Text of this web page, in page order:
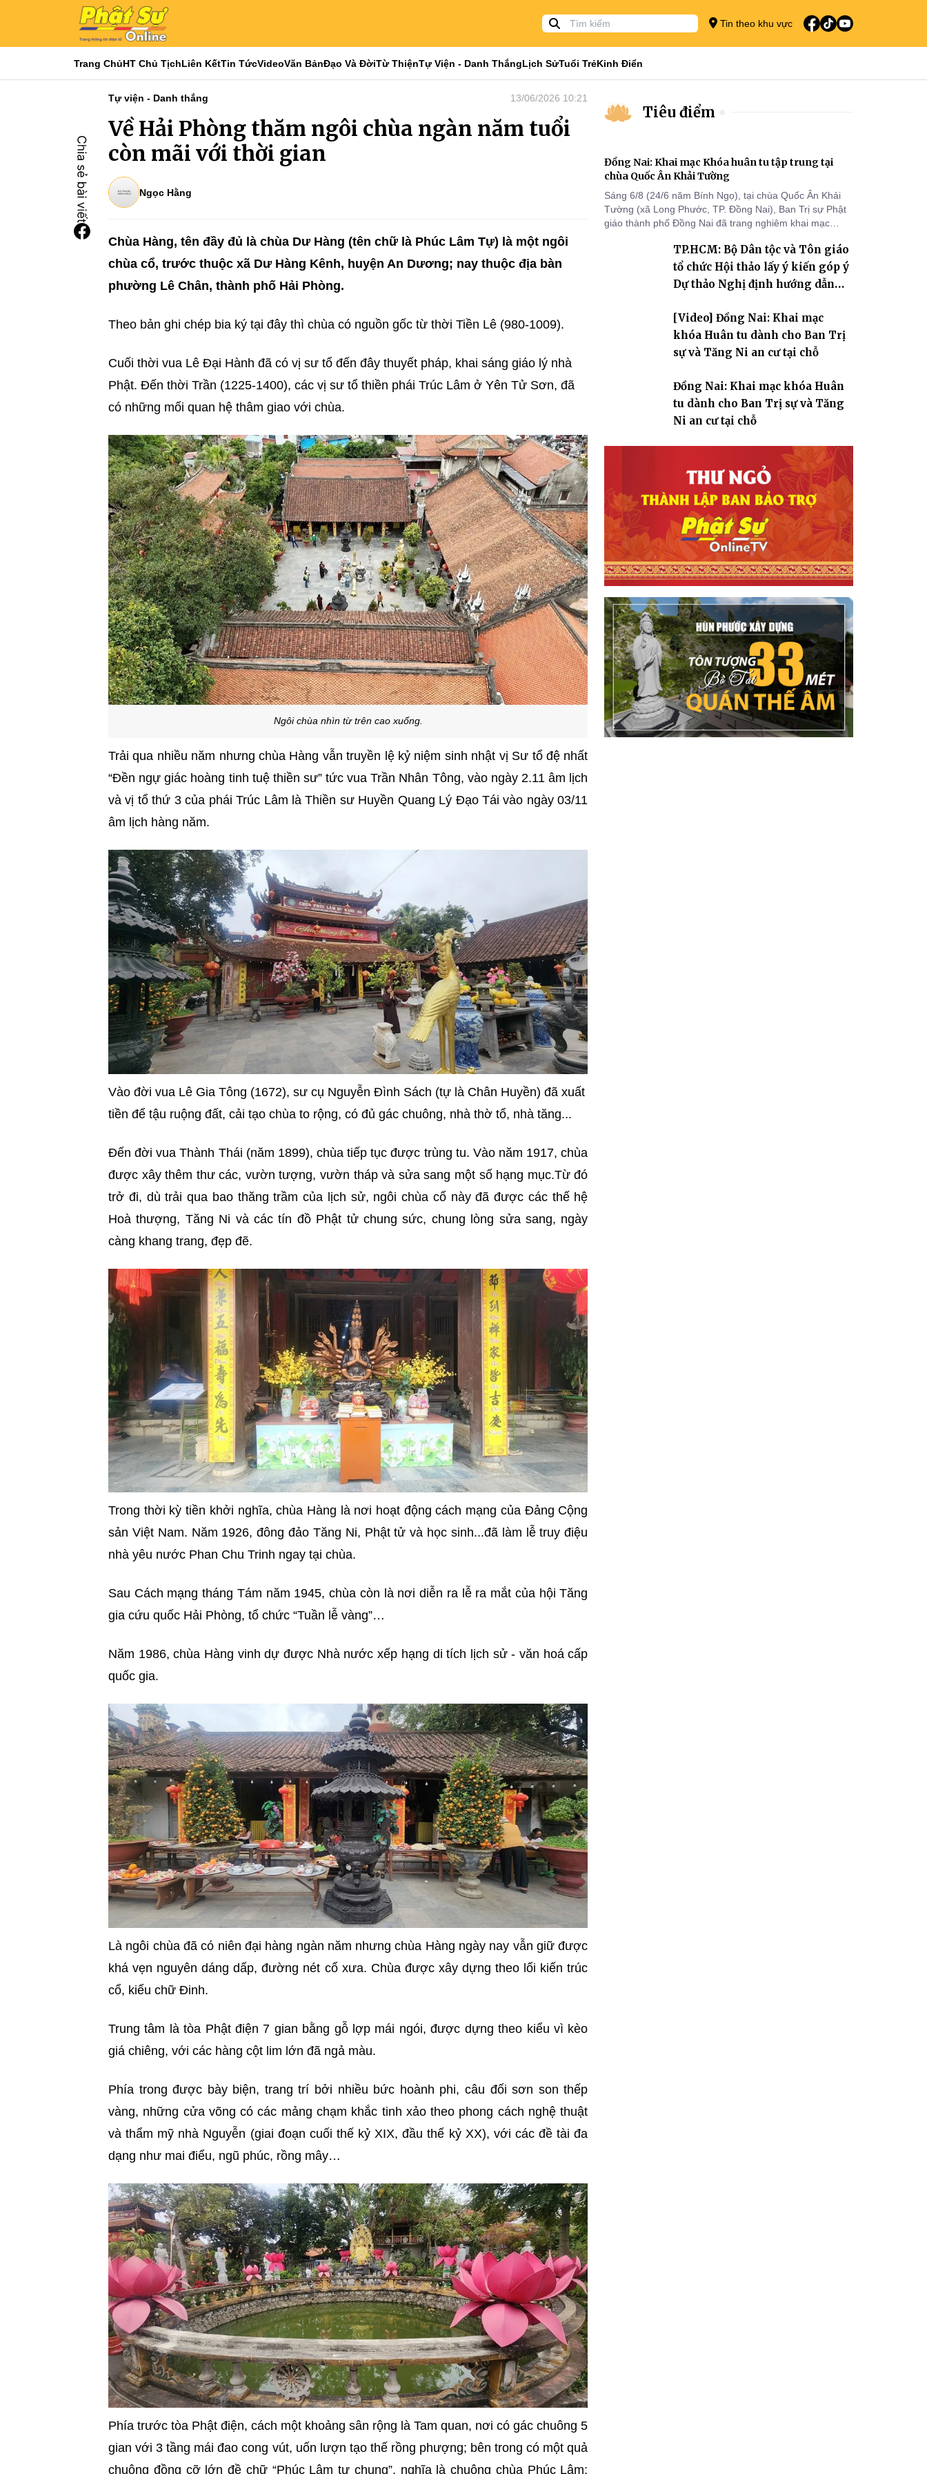
Tin theo khu vực
Trang ChủHT Chủ TịchLiên KếtTin TứcVideoVăn BảnĐạo Và ĐờiTừ ThiệnTự Viện - Danh ThắngLịch SửTuổi TrẻKinh Điển
Tự viện - Danh thắng 13/06/2026 10:21
Về Hải Phòng thăm ngôi chùa ngàn năm tuổi
còn mãi với thời gian
Ngọc Hằng
Chùa Hàng, tên đầy đủ là chùa Dư Hàng (tên chữ là Phúc Lâm Tự) là một ngôi
chùa cổ, trước thuộc xã Dư Hàng Kênh, huyện An Dương; nay thuộc địa bàn
phường Lê Chân, thành phố Hải Phòng.
Theo bản ghi chép bia ký tại đây thì chùa có nguồn gốc từ thời Tiền Lê (980-1009).
Cuối thời vua Lê Đại Hành đã có vị sư tổ đến đây thuyết pháp, khai sáng giáo lý nhà
Phật. Đến thời Trần (1225-1400), các vị sư tổ thiền phái Trúc Lâm ở Yên Tử Sơn, đã
có những mối quan hệ thâm giao với chùa.
Ngôi chùa nhìn từ trên cao xuống.
Trải qua nhiều năm nhưng chùa Hàng vẫn truyền lệ kỷ niệm sinh nhật vị Sư tổ đệ nhất
“Đền ngự giác hoàng tinh tuệ thiền sư” tức vua Trần Nhân Tông, vào ngày 2.11 âm lịch
và vị tổ thứ 3 của phái Trúc Lâm là Thiền sư Huyền Quang Lý Đạo Tái vào ngày 03/11
âm lịch hàng năm.
Vào đời vua Lê Gia Tông (1672), sư cụ Nguyễn Đình Sách (tự là Chân Huyền) đã xuất
tiền để tậu ruộng đất, cải tạo chùa to rộng, có đủ gác chuông, nhà thờ tổ, nhà tăng...
Đến đời vua Thành Thái (năm 1899), chùa tiếp tục được trùng tu. Vào năm 1917, chùa
được xây thêm thư các, vườn tượng, vườn tháp và sửa sang một số hạng mục.Từ đó
trở đi, dù trải qua bao thăng trầm của lịch sử, ngôi chùa cổ này đã được các thế hệ
Hoà thượng, Tăng Ni và các tín đồ Phật tử chung sức, chung lòng sửa sang, ngày
càng khang trang, đẹp đẽ.
Trong thời kỳ tiền khởi nghĩa, chùa Hàng là nơi hoạt động cách mạng của Đảng Cộng
sản Việt Nam. Năm 1926, đông đảo Tăng Ni, Phật tử và học sinh...đã làm lễ truy điệu
nhà yêu nước Phan Chu Trinh ngay tại chùa.
Sau Cách mạng tháng Tám năm 1945, chùa còn là nơi diễn ra lễ ra mắt của hội Tăng
gia cứu quốc Hải Phòng, tổ chức “Tuần lễ vàng”…
Năm 1986, chùa Hàng vinh dự được Nhà nước xếp hạng di tích lịch sử - văn hoá cấp
quốc gia.
Là ngôi chùa đã có niên đại hàng ngàn năm nhưng chùa Hàng ngày nay vẫn giữ được
khá vẹn nguyên dáng dấp, đường nét cổ xưa. Chùa được xây dựng theo lối kiến trúc
cổ, kiểu chữ Đinh.
Trung tâm là tòa Phật điện 7 gian bằng gỗ lợp mái ngói, được dựng theo kiểu vì kèo
giá chiêng, với các hàng cột lim lớn đã ngả màu.
Phía trong được bày biện, trang trí bởi nhiều bức hoành phi, câu đối sơn son thếp
vàng, những cửa võng có các mảng chạm khắc tinh xảo theo phong cách nghệ thuật
và thẩm mỹ nhà Nguyễn (giai đoạn cuối thế kỷ XIX, đầu thế kỷ XX), với các đề tài đa
dạng như mai điểu, ngũ phúc, rồng mây…
Phía trước tòa Phật điện, cách một khoảng sân rộng là Tam quan, nơi có gác chuông 5
gian với 3 tầng mái đao cong vút, uốn lượn tạo thế rồng phượng; bên trong có một quả
chuông đồng cỡ lớn đề chữ “Phúc Lâm tự chung”, nghĩa là chuông chùa Phúc Lâm;
Tiêu điểm
Đồng Nai: Khai mạc Khóa huân tu tập trung tại
chùa Quốc Ân Khải Tường
Sáng 6/8 (24/6 năm Bính Ngọ), tại chùa Quốc Ân Khải
Tường (xã Long Phước, TP. Đồng Nai), Ban Trị sự Phật
giáo thành phố Đồng Nai đã trang nghiêm khai mạc
2570 dành cho chư Tăng hành giả an cư tại chỗ khu vực
VII, VIII và trường hạ chùa Quốc Ân Khải Tường.
TP.HCM: Bộ Dân tộc và Tôn giáo
tổ chức Hội thảo lấy ý kiến góp ý
Dự thảo Nghị định hướng dẫn
giáo
[Video] Đồng Nai: Khai mạc
khóa Huân tu dành cho Ban Trị
sự và Tăng Ni an cư tại chỗ
Đồng Nai: Khai mạc khóa Huân
tu dành cho Ban Trị sự và Tăng
Ni an cư tại chỗ